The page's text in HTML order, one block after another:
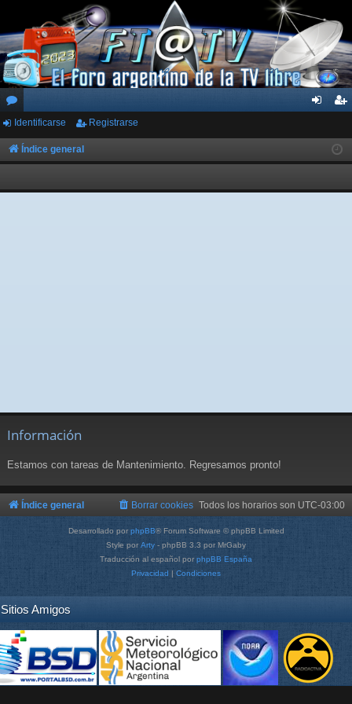
or
os
ar
ist
rs
Identificarse Registrarse
Índice general
Información
Estamos con tareas de Mantenimiento. Regresamos pronto!
Índice general Todos los horarios son UTC-03:00
Borrar cookies
Desarrollado por phpBB® Forum Software © phpBB Limited
Style por Arty - phpBB 3.3 por MrGaby
Traducción al español por phpBB España
Privacidad | Condiciones
Sitios Amigos